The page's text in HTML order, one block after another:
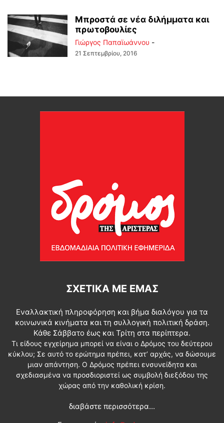
Μπροστά σε νέα διλήμματα και
πρωτοβουλίες
Γιώργος Παπαϊωάννου -
21 Σεπτεμβρίου, 2016
ΣΧΕΤΙΚΆ ΜΕ ΕΜΆΣ
Εναλλακτική πληροφόρηση και βήμα διαλόγου για τα
κοινωνικά κινήματα και τη συλλογική πολιτική δράση.
Κάθε Σάββατο έως και Τρίτη στα περίπτερα.
Τι είδους εγχείρημα μπορεί να είναι ο Δρόμος του δεύτερου
κύκλου; Σε αυτό το ερώτημα πρέπει, κατ’ αρχάς, να δώσουμε
μιαν απάντηση. Ο Δρόμος πρέπει ενσυνείδητα και
σχεδιασμένα να προσδιοριστεί ως συμβολή διεξόδου της
χώρας από την καθολική κρίση.
διαβάστε περισσότερα...